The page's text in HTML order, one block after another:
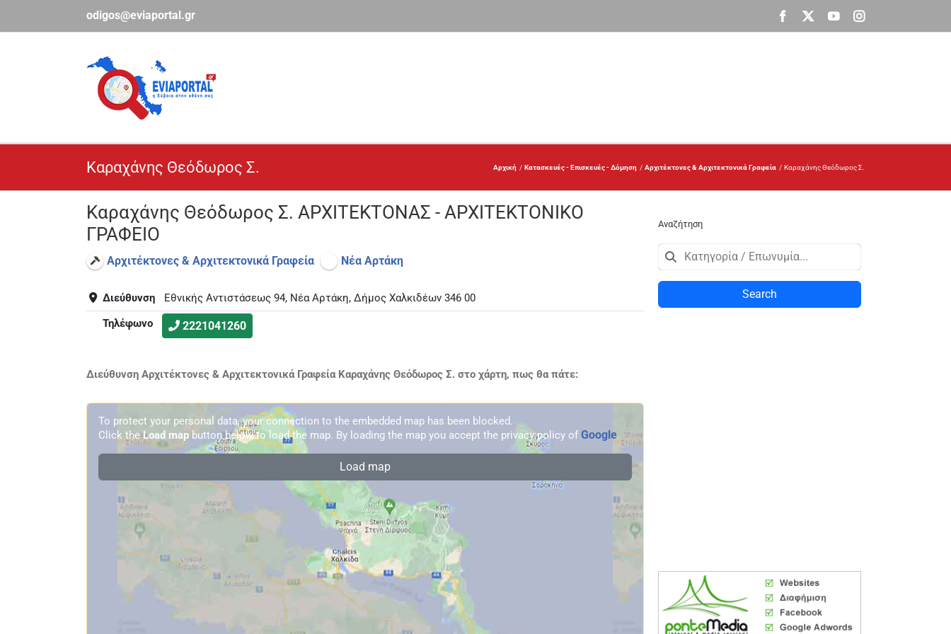
περιεχόμενο
odigos@eviaportal.gr Facebook
X YouTubeInstagram
Καραχάνης Θεόδωρος Σ. Αρχική Κατασκευές - Επισκευές - Δόμηση Αρχιτέκτονες & Αρχιτεκτονικά Γραφεία Καραχάνης Θεόδωρος Σ.
Καραχάνης Θεόδωρος Σ. ΑΡΧΙΤΕΚΤΟΝΑΣ - ΑΡΧΙΤΕΚΤΟΝΙΚΟ
ΓΡΑΦΕΙΟ
Αρχιτέκτονες & Αρχιτεκτονικά Γραφεία Νέα Αρτάκη
Διεύθυνση
Εθνικής Αντιστάσεως 94, Νέα Αρτάκη, Δήμος Χαλκιδέων 346 00
Τηλέφωνο
2221041260
Διεύθυνση Αρχιτέκτονες & Αρχιτεκτονικά Γραφεία Καραχάνης Θεόδωρος Σ. στο χάρτη, πως θα πάτε:
To protect your personal data, your connection to the embedded map has been blocked.
Click the Load mapbutton below to load the map. By loading the map you accept the privacy policy of Google.
Load map
Αναζήτηση
Search